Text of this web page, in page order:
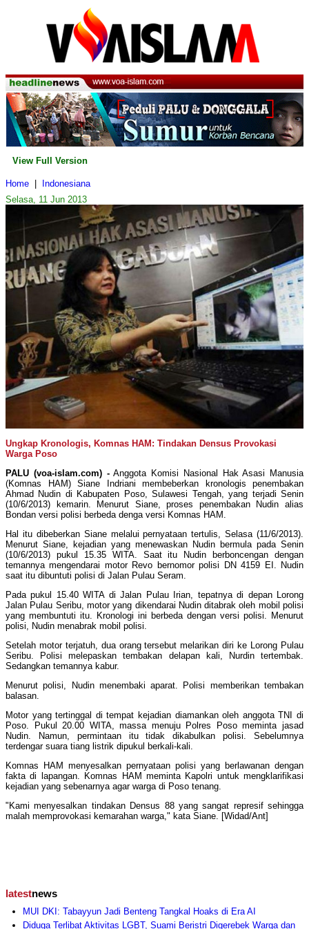
View Full Version
Home
Indonesiana
Selasa, 11 Jun 2013
Ungkap Kronologis, Komnas HAM: Tindakan Densus Provokasi
Warga Poso
PALU (voa-islam.com) -Anggota Komisi Nasional Hak Asasi Manusia
(Komnas HAM) Siane Indriani membeberkan kronologis penembakan
Ahmad Nudin di Kabupaten Poso, Sulawesi Tengah, yang terjadi Senin
(10/6/2013) kemarin. Menurut Siane, proses penembakan Nudin alias
Bondan versi polisi berbeda denga versi Komnas HAM.
Hal itu dibeberkan Siane melalui pernyataan tertulis, Selasa (11/6/2013).
Menurut Siane, kejadian yang menewaskan Nudin bermula pada Senin
(10/6/2013) pukul 15.35 WITA. Saat itu Nudin berboncengan dengan
temannya mengendarai motor Revo bernomor polisi DN 4159 EI. Nudin
saat itu dibuntuti polisi di Jalan Pulau Seram.
Pada pukul 15.40 WITA di Jalan Pulau Irian, tepatnya di depan Lorong
Jalan Pulau Seribu, motor yang dikendarai Nudin ditabrak oleh mobil polisi
yang membuntuti itu. Kronologi ini berbeda dengan versi polisi. Menurut
polisi, Nudin menabrak mobil polisi.
Setelah motor terjatuh, dua orang tersebut melarikan diri ke Lorong Pulau
Seribu. Polisi melepaskan tembakan delapan kali, Nurdin tertembak.
Sedangkan temannya kabur.
Menurut polisi, Nudin menembaki aparat. Polisi memberikan tembakan
balasan.
Motor yang tertinggal di tempat kejadian diamankan oleh anggota TNI di
Poso. Pukul 20.00 WITA, massa menuju Polres Poso meminta jasad
Nudin. Namun, permintaan itu tidak dikabulkan polisi. Sebelumnya
terdengar suara tiang listrik dipukul berkali-kali.
Komnas HAM menyesalkan pernyataan polisi yang berlawanan dengan
fakta di lapangan. Komnas HAM meminta Kapolri untuk mengklarifikasi
kejadian yang sebenarnya agar warga di Poso tenang.
"Kami menyesalkan tindakan Densus 88 yang sangat represif sehingga
malah memprovokasi kemarahan warga," kata Siane. [Widad/Ant]
latestnews
MUI DKI: Tabayyun Jadi Benteng Tangkal Hoaks di Era AI
Diduga Terlibat Aktivitas LGBT, Suami Beristri Digerebek Warga dan